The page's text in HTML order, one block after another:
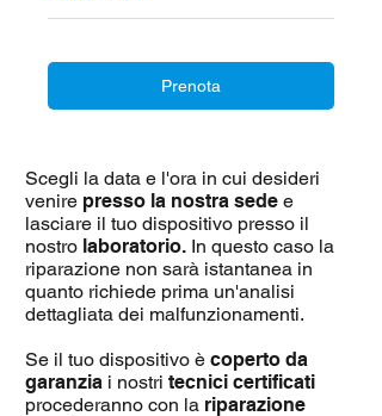
Prenota
Scegli la data e l'ora in cui desideri
venire presso la nostra sede e
lasciare il tuo dispositivo presso il
nostro laboratorio. In questo caso la
riparazione non sarà istantanea in
quanto richiede prima un'analisi
dettagliata dei malfunzionamenti.
Se il tuo dispositivo è coperto da
garanzia i nostri tecnici certificati
procederanno con la riparazione